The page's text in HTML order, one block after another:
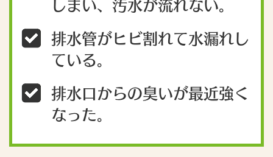
しまい、汚水が流れない。
排水管がヒビ割れて水漏れし
ている。
排水口からの臭いが最近強く
なった。